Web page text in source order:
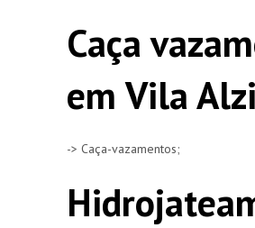
Caça
em Vila
-> Caça-vazamentos;